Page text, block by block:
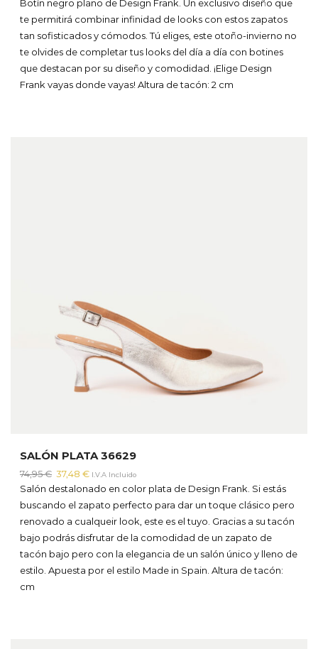
original
104,95 €.
actual
83,96 €.
Botín negro plano de Design Frank. Un exclusivo diseño que
te permitirá combinar infinidad de looks con estos zapatos
tan sofisticados y cómodos. Tú eliges, este otoño-invierno no
te olvides de completar tus looks del día a día con botines
que destacan por su diseño y comodidad. ¡Elige Design
Frank vayas donde vayas! Altura de tacón: 2 cm
SALÓN PLATA 36629
74,95€ El
precio
original
74,95 €.
37,48 €El
precio
actual
es:
37,48 €.
I.V.A Incluido
Salón destalonado en color plata de Design Frank. Si estás
buscando el zapato perfecto para dar un toque clásico pero
renovado a cualqueir look, este es el tuyo. Gracias a su tacón
bajo podrás disfrutar de la comodidad de un zapato de
tacón bajo pero con la elegancia de un salón único y lleno de
estilo. Apuesta por el estilo Made in Spain. Altura de tacón:
cm